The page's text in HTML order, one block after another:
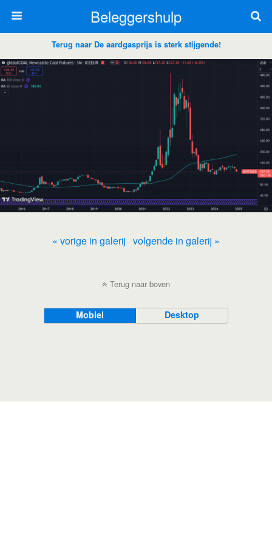
Beleggershulp
Terug naar De aardgasprijs is sterk stijgende!
« vorige in galerij volgende in galerij »
Terug naar boven
Mobiel Desktop